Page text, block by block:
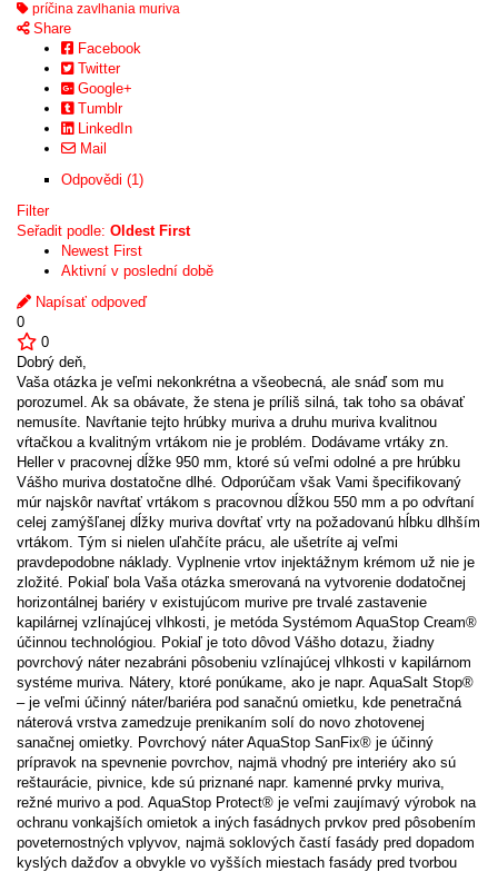
príčina zavlhania muriva
Share
Facebook
Twitter
Google+
Tumblr
LinkedIn
Mail
Odpovědi (1)
Filter
Seřadit podle: Oldest First
Newest First
Aktivní v poslední době
Napísať odpoveď
0
0
Dobrý deň,
Vaša otázka je veľmi nekonkrétna a všeobecná, ale snáď som mu
porozumel. Ak sa obávate, že stena je príliš silná, tak toho sa obávať
nemusíte. Navŕtanie tejto hrúbky muriva a druhu muriva kvalitnou
vŕtačkou a kvalitným vrtákom nie je problém. Dodávame vrtáky zn.
Heller v pracovnej dĺžke 950 mm, ktoré sú veľmi odolné a pre hrúbku
Vášho muriva dostatočne dlhé. Odporúčam však Vami špecifikovaný
múr najskôr navŕtať vrtákom s pracovnou dĺžkou 550 mm a po odvŕtaní
celej zamýšľanej dĺžky muriva dovŕtať vrty na požadovanú hĺbku dlhším
vrtákom. Tým si nielen uľahčíte prácu, ale ušetríte aj veľmi
pravdepodobne náklady. Vyplnenie vrtov injektážnym krémom už nie je
zložité. Pokiaľ bola Vaša otázka smerovaná na vytvorenie dodatočnej
horizontálnej bariéry v existujúcom murive pre trvalé zastavenie
kapilárnej vzlínajúcej vlhkosti, je metóda Systémom AquaStop Cream®
účinnou technológiou. Pokiaľ je toto dôvod Vášho dotazu, žiadny
povrchový náter nezabráni pôsobeniu vzlínajúcej vlhkosti v kapilárnom
systéme muriva. Nátery, ktoré ponúkame, ako je napr. AquaSalt Stop®
– je veľmi účinný náter/bariéra pod sanačnú omietku, kde penetračná
náterová vrstva zamedzuje prenikaním solí do novo zhotovenej
sanačnej omietky. Povrchový náter AquaStop SanFix® je účinný
prípravok na spevnenie povrchov, najmä vhodný pre interiéry ako sú
reštaurácie, pivnice, kde sú priznané napr. kamenné prvky muriva,
režné murivo a pod. AquaStop Protect® je veľmi zaujímavý výrobok na
ochranu vonkajších omietok a iných fasádnych prvkov pred pôsobením
poveternostných vplyvov, najmä soklových častí fasády pred dopadom
kyslých dažďov a obvykle vo vyšších miestach fasády pred tvorbou